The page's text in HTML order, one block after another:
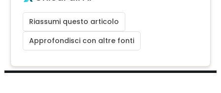
Riassumi questo articolo
Approfondisci con altre fonti